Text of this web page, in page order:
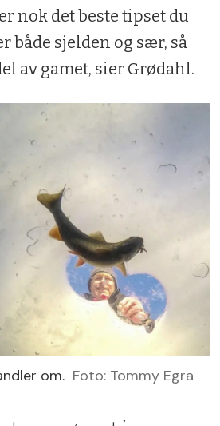
nok det beste tipset du
både sjelden og sær, så
av gamet, sier Grødahl.
om. Foto: Tommy Egra